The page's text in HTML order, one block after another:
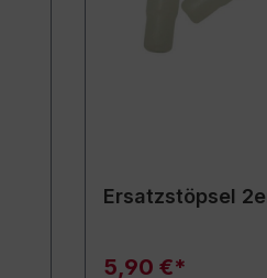
Ersatzstöpsel
5,90 €*